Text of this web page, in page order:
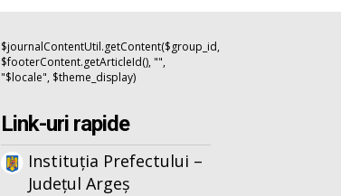
$journalContentUtil.getContent($group_id,
$footerContent.getArticleId(), "",
"$locale", $theme_display)
Link-uri rapide
Instituția Prefectului –
Județul Argeș